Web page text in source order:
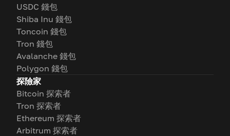
USDC 錢包
Shiba Inu 錢包
Toncoin 錢包
Tron 錢包
Avalanche 錢包
Polygon 錢包
探險家
Bitcoin 探索者
Tron 探索者
Ethereum 探索者
Arbitrum 探索者